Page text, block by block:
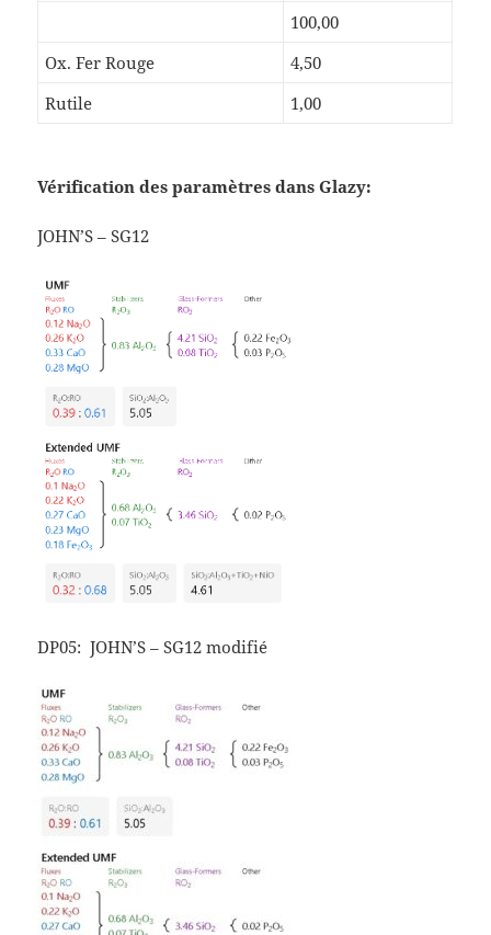
100,00
Ox. Fer Rouge
4,50
Rutile
1,00
Vérification des paramètres dans Glazy:
JOHN’S – SG12
DP05: JOHN’S – SG12 modifié